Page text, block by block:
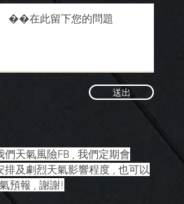
送出
天氣風險FB , 我們定期會
及劇烈天氣影響程度 , 也可以
預報 , 謝謝!